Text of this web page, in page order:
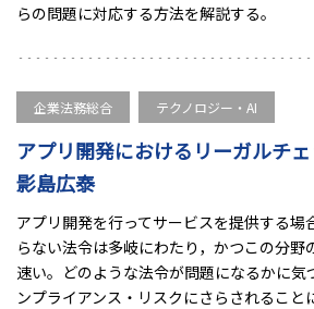
らの問題に対応する方法を解説する。
企業法務総合 テクノロジー・AI
アプリ開発におけるリーガルチ
影島広泰
アプリ開発を行ってサービスを提供する場
らない法令は多岐にわたり，かつこの分野
速い。どのような法令が問題になるかに気
ンプライアンス・リスクにさらされること